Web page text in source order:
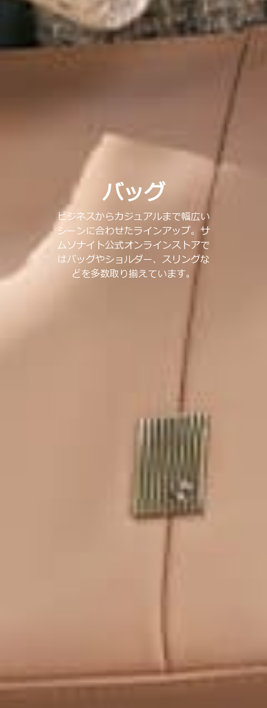
バッグ
ビジネスからカジュアルまで幅広い
シーンに合わせたラインアップ。サ
ムソナイト公式オンラインストアで
はバッグやショルダー、スリングな
どを多数取り揃えています。